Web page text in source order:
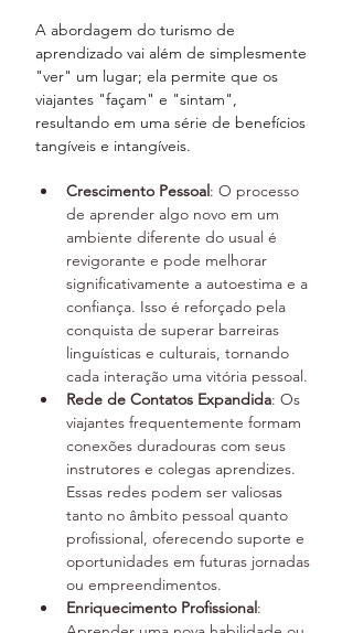
A abordagem do turismo de
aprendizado vai além de simplesmente
"ver" um lugar; ela permite que os
viajantes "façam" e "sintam",
resultando em uma série de benefícios
tangíveis e intangíveis.
Crescimento Pessoal: O processo
de aprender algo novo em um
ambiente diferente do usual é
revigorante e pode melhorar
significativamente a autoestima e a
confiança. Isso é reforçado pela
conquista de superar barreiras
linguísticas e culturais, tornando
cada interação uma vitória pessoal.
Rede de Contatos Expandida: Os
viajantes frequentemente formam
conexões duradouras com seus
instrutores e colegas aprendizes.
Essas redes podem ser valiosas
tanto no âmbito pessoal quanto
profissional, oferecendo suporte e
oportunidades em futuras jornadas
ou empreendimentos.
Enriquecimento Profissional: